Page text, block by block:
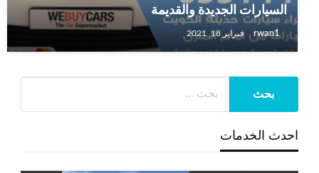
السيارات الجديدة والقديمة
rwan1 فبراير 18, 2021
احدث الخدمات